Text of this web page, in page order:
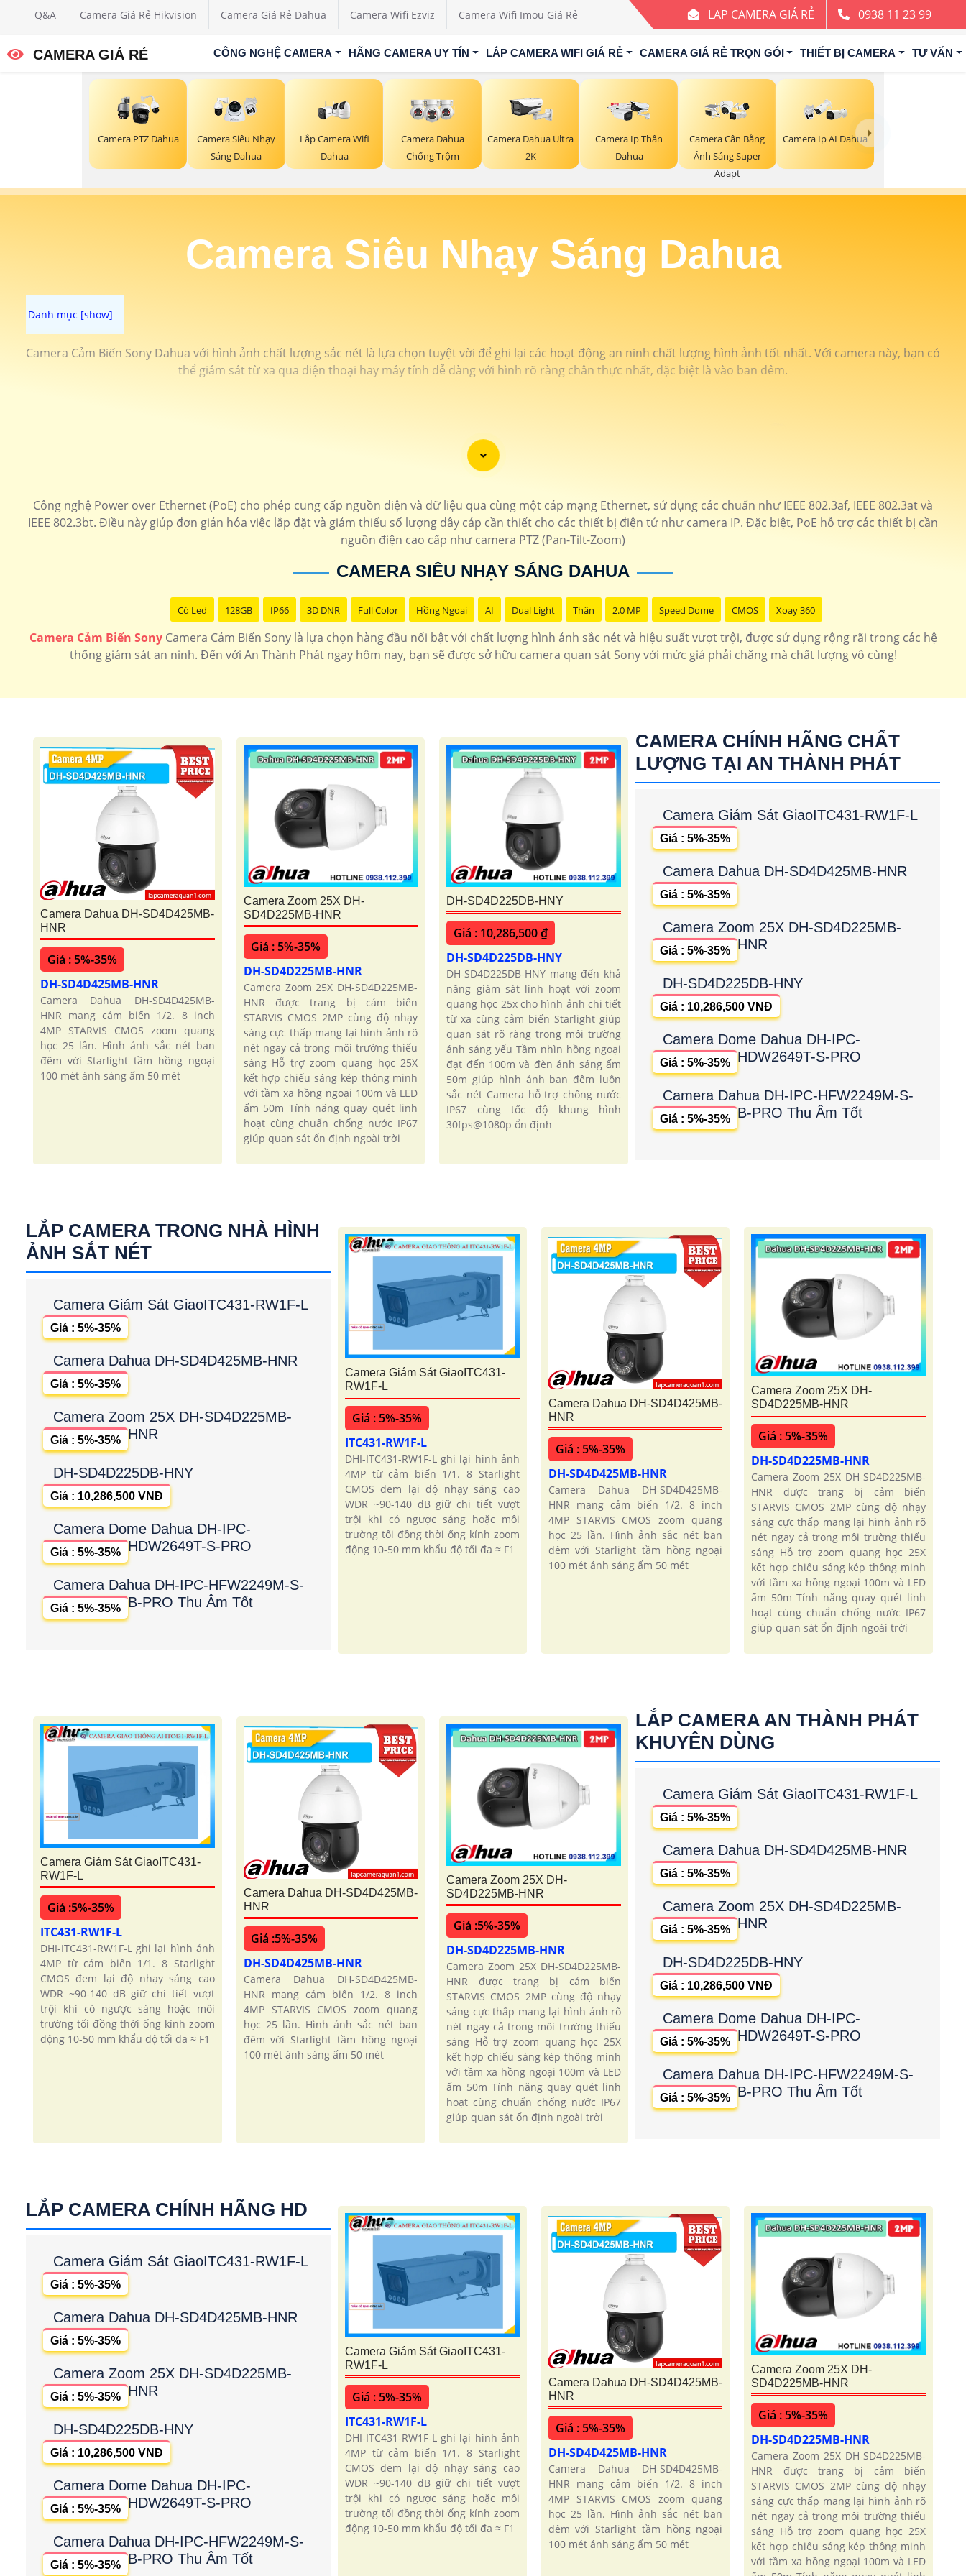
Q&A Camera Giá Rẻ Hikvision Camera Giá Rẻ Dahua Camera Wifi Ezviz Camera Wifi Imou Giá Rẻ LAP CAMERA GIÁ RẺ 0938 11 23 99
CAMERA GIÁ RẺ CÔNG NGHỆ CAMERA HÃNG CAMERA UY TÍN LẮP CAMERA WIFI GIÁ RẺ CAMERA GIÁ RẺ TRỌN GÓI THIẾT BỊ CAMERA TƯ VẤN
Camera PTZ Dahua
Camera Siêu Nhạy
Sáng Dahua
Lắp Camera Wifi
Dahua
Camera Dahua
Chống Trộm
Camera Dahua Ultra
2K
Camera Ip Thân
Dahua
Camera Cân Bằng
Ánh Sáng Super
Adapt
Camera Ip AI Dahua
Camera Siêu Nhạy Sáng Dahua
Camera Cảm Biến Sony Dahua với hình ảnh chất lượng sắc nét là lựa chọn tuyệt vời để ghi lại các hoạt động an ninh chất lượng hình ảnh tốt nhất. Với camera này, bạn có
thể giám sát từ xa qua điện thoại hay máy tính dễ dàng với hình rõ ràng chân thực nhất, đặc biệt là vào ban đêm.
'
Công nghệ Power over Ethernet (PoE) cho phép cung cấp nguồn điện và dữ liệu qua cùng một cáp mạng Ethernet, sử dụng các chuẩn như IEEE 802.3af, IEEE 802.3at và
IEEE 802.3bt. Điều này giúp đơn giản hóa việc lắp đặt và giảm thiểu số lượng dây cáp cần thiết cho các thiết bị điện tử như camera IP. Đặc biệt, PoE hỗ trợ các thiết bị cần
nguồn điện cao cấp như camera PTZ (Pan-Tilt-Zoom)
CAMERA SIÊU NHẠY SÁNG DAHUA
Có Led 128GB IP66 3D DNR Full Color Hồng Ngoại AI Dual Light Thân 2.0 MP Speed Dome CMOS Xoay 360
Camera Cảm Biến SonyCamera Cảm Biến Sony là lựa chọn hàng đầu nổi bật với chất lượng hình ảnh sắc nét và hiệu suất vượt trội, được sử dụng rộng rãi trong các hệ
thống giám sát an ninh. Đến với An Thành Phát ngay hôm nay, bạn sẽ được sở hữu camera quan sát Sony với mức giá phải chăng mà chất lượng vô cùng!
Camera Dahua DH-SD4D425MB-
HNR
Giá : 5%-35%
DH-SD4D425MB-HNR
Camera Dahua DH-SD4D425MB-
HNR mang cảm biến 1/2. 8 inch
4MP STARVIS CMOS zoom quang
học 25 lần. Hình ảnh sắc nét ban
đêm với Starlight tầm hồng ngoại
100 mét ánh sáng ấm 50 mét
Camera Zoom 25X DH-
SD4D225MB-HNR
Giá : 5%-35%
DH-SD4D225MB-HNR
Camera Zoom 25X DH-SD4D225MB-
HNR được trang bị cảm biến
STARVIS CMOS 2MP cùng độ nhạy
sáng cực thấp mang lại hình ảnh rõ
nét ngay cả trong môi trường thiếu
sáng Hỗ trợ zoom quang học 25X
kết hợp chiếu sáng kép thông minh
với tầm xa hồng ngoại 100m và LED
ấm 50m Tính năng quay quét linh
hoạt cùng chuẩn chống nước IP67
giúp quan sát ổn định ngoài trời
DH-SD4D225DB-HNY
Giá : 10,286,500 ₫
DH-SD4D225DB-HNY
DH-SD4D225DB-HNY mang đến khả
năng giám sát linh hoạt với zoom
quang học 25x cho hình ảnh chi tiết
từ xa cùng cảm biến Starlight giúp
quan sát rõ ràng trong môi trường
ánh sáng yếu Tầm nhìn hồng ngoại
đạt đến 100m và đèn ánh sáng ấm
50m giúp hình ảnh ban đêm luôn
sắc nét Camera hỗ trợ chống nước
IP67 cùng tốc độ khung hình
30fps@1080p ổn định
CAMERA CHÍNH HÃNG CHẤT
LƯỢNG TẠI AN THÀNH PHÁT
Camera Giám Sát GiaoITC431-RW1F-L
Giá : 5%-35%
Camera Dahua DH-SD4D425MB-HNR
Giá : 5%-35%
Camera Zoom 25X DH-SD4D225MB-
HNR
Giá : 5%-35%
DH-SD4D225DB-HNY
Giá : 10,286,500 VNĐ
Camera Dome Dahua DH-IPC-
HDW2649T-S-PRO
Giá : 5%-35%
Camera Dahua DH-IPC-HFW2249M-S-
B-PRO Thu Âm Tốt
Giá : 5%-35%
LẮP CAMERA TRONG NHÀ HÌNH
ẢNH SẮT NÉT
Camera Giám Sát GiaoITC431-RW1F-L
Giá : 5%-35%
Camera Dahua DH-SD4D425MB-HNR
Giá : 5%-35%
Camera Zoom 25X DH-SD4D225MB-
HNR
Giá : 5%-35%
DH-SD4D225DB-HNY
Giá : 10,286,500 VNĐ
Camera Dome Dahua DH-IPC-
HDW2649T-S-PRO
Giá : 5%-35%
Camera Dahua DH-IPC-HFW2249M-S-
B-PRO Thu Âm Tốt
Giá : 5%-35%
Camera Giám Sát GiaoITC431-
RW1F-L
Giá : 5%-35%
ITC431-RW1F-L
DHI-ITC431-RW1F-L ghi lại hình ảnh
4MP từ cảm biến 1/1. 8 Starlight
CMOS đem lại độ nhạy sáng cao
WDR ~90-140 dB giữ chi tiết vượt
trội khi có ngược sáng hoặc môi
trường tối đồng thời ống kính zoom
động 10-50 mm khẩu độ tối đa ≈ F1
Camera Dahua DH-SD4D425MB-
HNR
Giá : 5%-35%
DH-SD4D425MB-HNR
Camera Dahua DH-SD4D425MB-
HNR mang cảm biến 1/2. 8 inch
4MP STARVIS CMOS zoom quang
học 25 lần. Hình ảnh sắc nét ban
đêm với Starlight tầm hồng ngoại
100 mét ánh sáng ấm 50 mét
Camera Zoom 25X DH-
SD4D225MB-HNR
Giá : 5%-35%
DH-SD4D225MB-HNR
Camera Zoom 25X DH-SD4D225MB-
HNR được trang bị cảm biến
STARVIS CMOS 2MP cùng độ nhạy
sáng cực thấp mang lại hình ảnh rõ
nét ngay cả trong môi trường thiếu
sáng Hỗ trợ zoom quang học 25X
kết hợp chiếu sáng kép thông minh
với tầm xa hồng ngoại 100m và LED
ấm 50m Tính năng quay quét linh
hoạt cùng chuẩn chống nước IP67
giúp quan sát ổn định ngoài trời
Camera Giám Sát GiaoITC431-
RW1F-L
Giá :5%-35%
ITC431-RW1F-L
DHI-ITC431-RW1F-L ghi lại hình ảnh
4MP từ cảm biến 1/1. 8 Starlight
CMOS đem lại độ nhạy sáng cao
WDR ~90-140 dB giữ chi tiết vượt
trội khi có ngược sáng hoặc môi
trường tối đồng thời ống kính zoom
động 10-50 mm khẩu độ tối đa ≈ F1
Camera Dahua DH-SD4D425MB-
HNR
Giá :5%-35%
DH-SD4D425MB-HNR
Camera Dahua DH-SD4D425MB-
HNR mang cảm biến 1/2. 8 inch
4MP STARVIS CMOS zoom quang
học 25 lần. Hình ảnh sắc nét ban
đêm với Starlight tầm hồng ngoại
100 mét ánh sáng ấm 50 mét
Camera Zoom 25X DH-
SD4D225MB-HNR
Giá :5%-35%
DH-SD4D225MB-HNR
Camera Zoom 25X DH-SD4D225MB-
HNR được trang bị cảm biến
STARVIS CMOS 2MP cùng độ nhạy
sáng cực thấp mang lại hình ảnh rõ
nét ngay cả trong môi trường thiếu
sáng Hỗ trợ zoom quang học 25X
kết hợp chiếu sáng kép thông minh
với tầm xa hồng ngoại 100m và LED
ấm 50m Tính năng quay quét linh
hoạt cùng chuẩn chống nước IP67
giúp quan sát ổn định ngoài trời
LẮP CAMERA AN THÀNH PHÁT
KHUYÊN DÙNG
Camera Giám Sát GiaoITC431-RW1F-L
Giá : 5%-35%
Camera Dahua DH-SD4D425MB-HNR
Giá : 5%-35%
Camera Zoom 25X DH-SD4D225MB-
HNR
Giá : 5%-35%
DH-SD4D225DB-HNY
Giá : 10,286,500 VNĐ
Camera Dome Dahua DH-IPC-
HDW2649T-S-PRO
Giá : 5%-35%
Camera Dahua DH-IPC-HFW2249M-S-
B-PRO Thu Âm Tốt
Giá : 5%-35%
LẮP CAMERA CHÍNH HÃNG HD
Camera Giám Sát GiaoITC431-RW1F-L
Giá : 5%-35%
Camera Dahua DH-SD4D425MB-HNR
Giá : 5%-35%
Camera Zoom 25X DH-SD4D225MB-
HNR
Giá : 5%-35%
DH-SD4D225DB-HNY
Giá : 10,286,500 VNĐ
Camera Dome Dahua DH-IPC-
HDW2649T-S-PRO
Giá : 5%-35%
Camera Dahua DH-IPC-HFW2249M-S-
B-PRO Thu Âm Tốt
Giá : 5%-35%
Camera Giám Sát GiaoITC431-
RW1F-L
Giá : 5%-35%
ITC431-RW1F-L
DHI-ITC431-RW1F-L ghi lại hình ảnh
4MP từ cảm biến 1/1. 8 Starlight
CMOS đem lại độ nhạy sáng cao
WDR ~90-140 dB giữ chi tiết vượt
trội khi có ngược sáng hoặc môi
trường tối đồng thời ống kính zoom
động 10-50 mm khẩu độ tối đa ≈ F1
Camera Dahua DH-SD4D425MB-
HNR
Giá : 5%-35%
DH-SD4D425MB-HNR
Camera Dahua DH-SD4D425MB-
HNR mang cảm biến 1/2. 8 inch
4MP STARVIS CMOS zoom quang
học 25 lần. Hình ảnh sắc nét ban
đêm với Starlight tầm hồng ngoại
100 mét ánh sáng ấm 50 mét
Camera Zoom 25X DH-
SD4D225MB-HNR
Giá : 5%-35%
DH-SD4D225MB-HNR
Camera Zoom 25X DH-SD4D225MB-
HNR được trang bị cảm biến
STARVIS CMOS 2MP cùng độ nhạy
sáng cực thấp mang lại hình ảnh rõ
nét ngay cả trong môi trường thiếu
sáng Hỗ trợ zoom quang học 25X
kết hợp chiếu sáng kép thông minh
với tầm xa hồng ngoại 100m và LED